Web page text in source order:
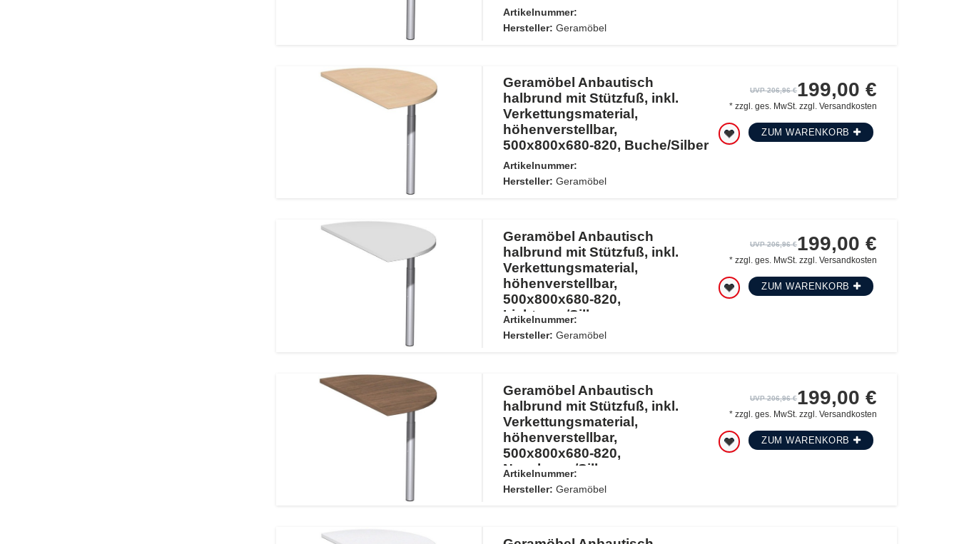
Artikelnummer:
Hersteller: Geramöbel
Geramöbel Anbautisch
halbrund mit Stützfuß, inkl.
Verkettungsmaterial,
höhenverstellbar,
500x800x680-820, Buche/Silber
Artikelnummer:
Hersteller: Geramöbel
UVP 206,96 €199,00 €
*zzgl. ges. MwSt. zzgl.Versandkosten
ZUM WARENKORB
Geramöbel Anbautisch
halbrund mit Stützfuß, inkl.
Verkettungsmaterial,
höhenverstellbar,
500x800x680-820,
Lichtgrau/Silber
Artikelnummer:
Hersteller: Geramöbel
UVP 206,96 €199,00 €
*zzgl. ges. MwSt. zzgl.Versandkosten
ZUM WARENKORB
Geramöbel Anbautisch
halbrund mit Stützfuß, inkl.
Verkettungsmaterial,
höhenverstellbar,
500x800x680-820,
Nussbaum/Silber
Artikelnummer:
Hersteller: Geramöbel
UVP 206,96 €199,00 €
*zzgl. ges. MwSt. zzgl.Versandkosten
ZUM WARENKORB